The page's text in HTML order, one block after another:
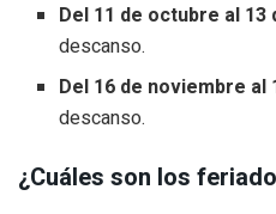
Del 11 de octubre al
descanso.
Del 16 de noviembre al
descanso.
¿Cuáles son los